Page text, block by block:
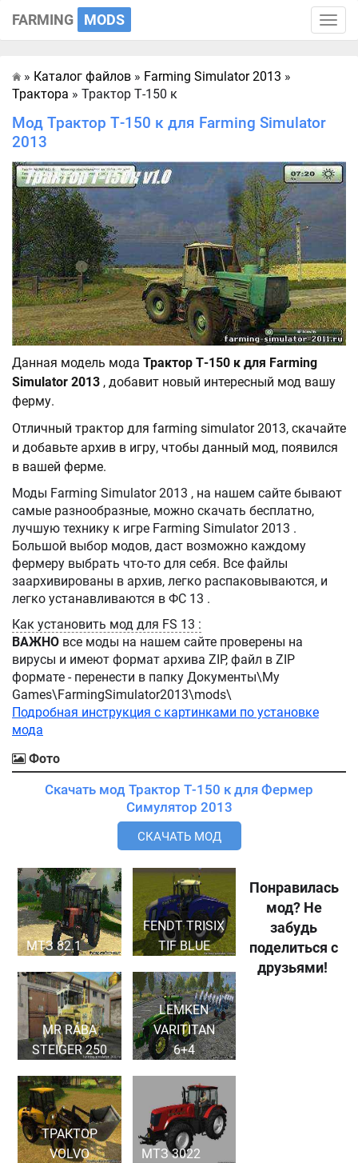
Toggle
FARMING MODS
Главная
» Каталог файлов » Farming Simulator 2013 »
Трактора » Трактор Т-150 к
Мод Трактор Т-150 к для Farming Simulator
2013
Данная модель мода Трактор Т-150 к для Farming
Simulator 2013 , добавит новый интересный мод вашу
ферму.
Отличный трактор для farming simulator 2013, скачайте
и добавьте архив в игру, чтобы данный мод, появился
в вашей ферме.
Моды Farming Simulator 2013 , на нашем сайте бывают
самые разнообразные, можно скачать бесплатно,
лучшую технику к игре Farming Simulator 2013 .
Большой выбор модов, даст возможно каждому
фермеру выбрать что-то для себя. Все файлы
заархивированы в архив, легко распаковываются, и
легко устанавливаются в ФС 13 .
Как установить мод для FS 13 :
ВАЖНО все моды на нашем сайте проверены на
вирусы и имеют формат архива ZIP, файл в ZIP
формате - перенести в папку Документы\My
Games\FarmingSimulator2013\mods\
Подробная инструкция с картинками по установке
мода
Фото
Скачать мод Трактор Т-150 к для Фермер
Симулятор 2013
СКАЧАТЬ МОД
МТЗ 82.1
FENDT TRISIX
TIF BLUE
MR RÁBA
STEIGER 250
LEMKEN
VARITITAN
6+4
ТРАКТОР
VOLVO
МТЗ 3022
Понравилась
мод? Не
забудь
поделиться с
друзьями!